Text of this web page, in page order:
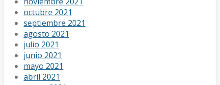
octubre 2021
septiembre 2021
agosto 2021
julio 2021
junio 2021
mayo 2021
abril 2021